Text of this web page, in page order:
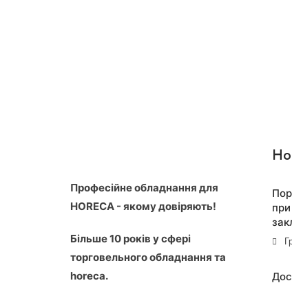
Професійне обладнання для
HORECA - якому довіряють!
Більше 10 років у сфері
торговельного обладнання та
horeca.